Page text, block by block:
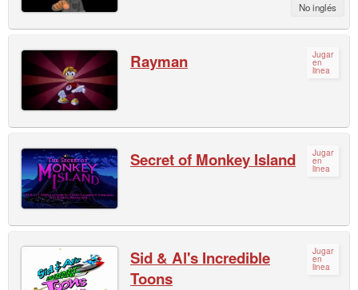
No inglés
Jugar
en
linea
Rayman
Jugar
en
linea
Secret of Monkey Island
Jugar
en
linea
Sid & Al's Incredible
Toons